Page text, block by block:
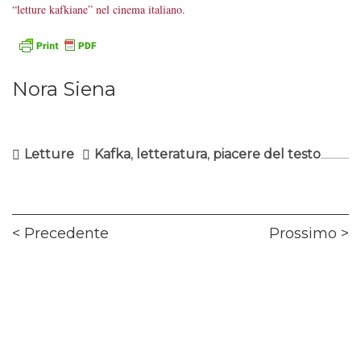
“letture kafkiane” nel cinema italiano.
Nora Siena
Letture Kafka, letteratura, piacere del testo
Navigazione
Precedente Prossimo